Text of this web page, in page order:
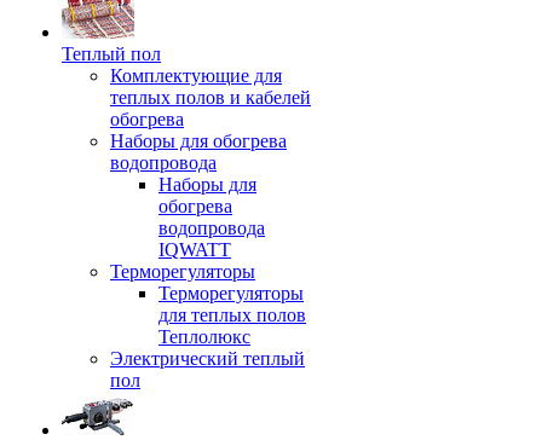
Теплый пол
Комплектующие для
теплых полов и кабелей
обогрева
Наборы для обогрева
водопровода
Наборы для
обогрева
водопровода
IQWATT
Терморегуляторы
Терморегуляторы
для теплых полов
Теплолюкс
Электрический теплый
пол